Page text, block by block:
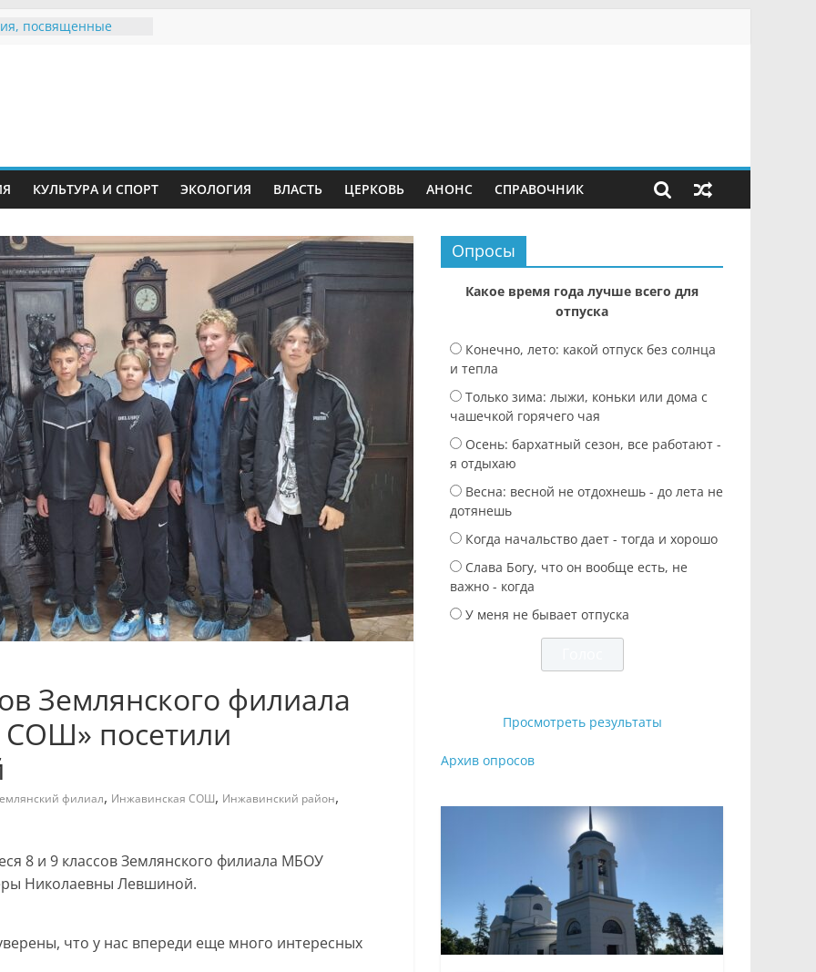
посвященные
в сети Интернет
участие в
«Сохраним
родились крапчатые
КУЛЬТУРА И СПОРТ ЭКОЛОГИЯ ВЛАСТЬ ЦЕРКОВЬ АНОНС СПРАВОЧНИК
Землянского филиала
посетили
филиал, Инжавинская СОШ, Инжавинский район,
8 и 9 классов Землянского филиала МБОУ
Николаевны Левшиной.
что у нас впереди еще много интересных
Опросы
Какое время года лучше всего для
отпуска
Конечно, лето: какой отпуск без солнца
и тепла
Только зима: лыжи, коньки или дома с
чашечкой горячего чая
Осень: бархатный сезон, все работают -
я отдыхаю
Весна: весной не отдохнешь - до лета не
дотянешь
Когда начальство дает - тогда и хорошо
Слава Богу, что он вообще есть, не
важно - когда
У меня не бывает отпуска
Просмотреть результаты
Архив опросов